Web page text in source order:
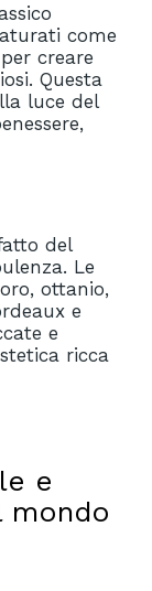
come
creare
Questa
luce del
del
Le
ottanio,
e
e
ricca
e
mondo